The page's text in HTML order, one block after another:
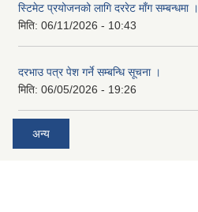
स्टिमेट प्रयोजनको लागि दररेट माँग सम्बन्धमा ।
मिति: 06/11/2026 - 10:43
दरभाउ पत्र पेश गर्ने सम्बन्धि सूचना ।
मिति: 06/05/2026 - 19:26
अन्य